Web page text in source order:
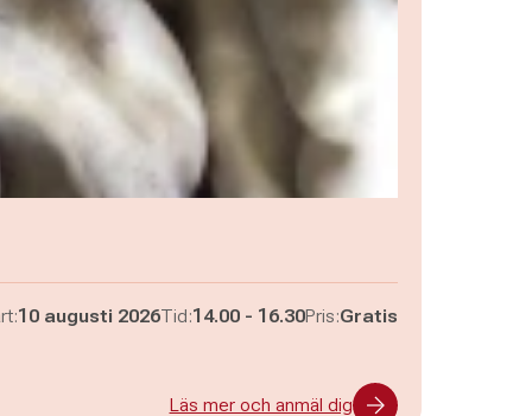
10 augusti 2026Tid:Pågår mellan
14.00 - och
16.30Pris:Gratis
Läs mer och anmäl dig